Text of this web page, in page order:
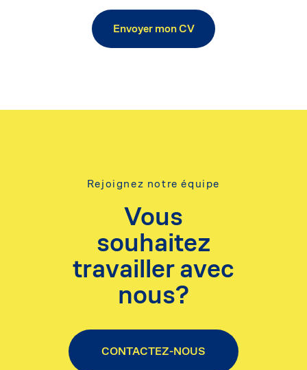
Rejoignez notre équipe
Vous
souhaitez
travailler avec
nous?
CONTACTEZ-NOUS